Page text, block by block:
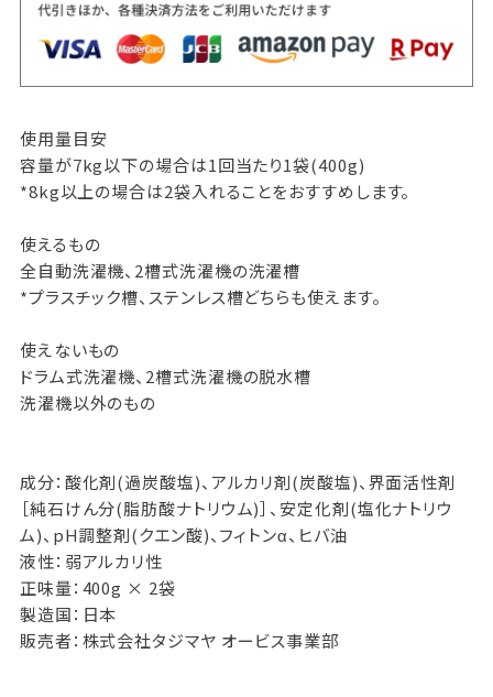
使用量目安
容量が7kg以下の場合は1回当たり1袋(400g)
*8kg以上の場合は2袋入れることをおすすめします。
使えるもの
全自動洗濯機、2槽式洗濯機の洗濯槽
*プラスチック槽、ステンレス槽どちらも使えます。
使えないもの
ドラム式洗濯機、2槽式洗濯機の脱水槽
洗濯機以外のもの
成分：酸化剤(過炭酸塩)、アルカリ剤(炭酸塩)、界面活性剤
［純石けん分(脂肪酸ナトリウム)］、安定化剤(塩化ナトリウ
ム)、pH調整剤(クエン酸)、フィトンα、ヒバ油
液性：弱アルカリ性
正味量：400g × 2袋
製造国：日本
販売者：株式会社タジマヤ オービス事業部